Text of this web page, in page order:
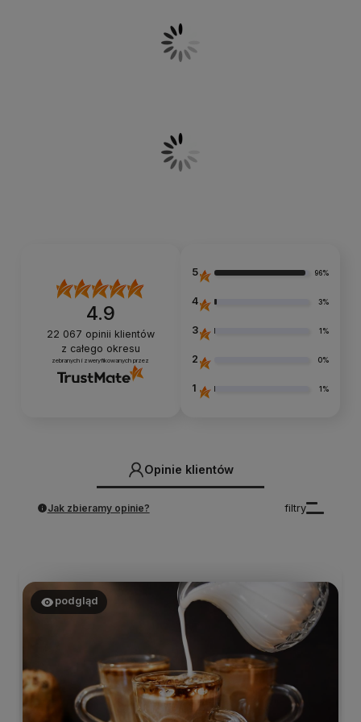
4.9
22 067 opinii klientów
z całego okresu
zebranych i zweryfikowanych przez
5 96%
4 3%
3 1%
2 0%
1 1%
Opinie klientów
filtry
Jak zbieramy opinie?
podgląd